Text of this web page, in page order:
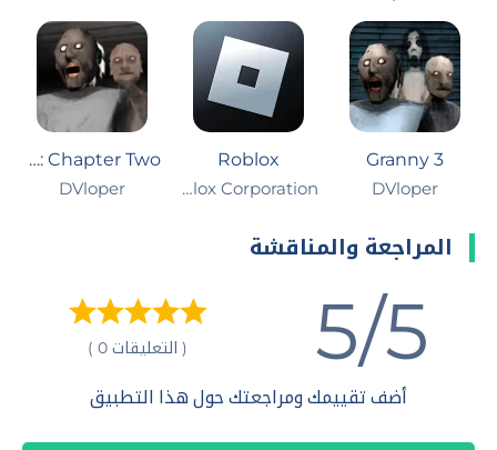
Granny 3
DVloper‏
Roblox
Roblox Corporation
Granny: Chapter Two
DVloper
المراجعة والمناقشة
5/5 ( التعليقات 0 )
أضف تقييمك ومراجعتك حول هذا التطبيق